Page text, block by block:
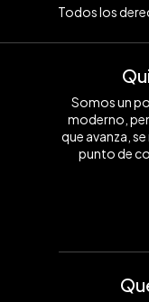
Todos los
Somos un
moderno,
que avanza,
punto de